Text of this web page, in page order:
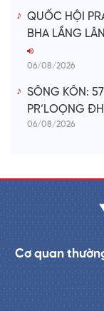
QUỐC HỘI
BHA LẦNG
06/08/2026
SÔNG KÔN:
PR’LOỌNG
06/08/2026
Cơ quan